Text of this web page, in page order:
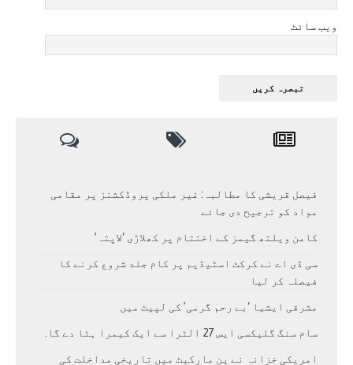
ویب سائٹ
فیصل قریشی کا مطالبہ: غیر ملکی پروڈکشنز پر مقامی
مواد کو ترجیح دی جائے
کامن ویلتھ گیمز کے اختتام پر کھلاڑی ‘لاپتہ’
سی ڈی اے نے کرکٹ اسٹیڈیم پر کام جلد شروع کرنے کا
فیصلہ کر لیا
مشرقی ایشیا ‘بے رحم گرمی’ کی لپیٹ میں
سام سنگ گلیکسی ایس 27 الٹرا سے ایک کیمرا ہٹا دے گا.
امریکی خزانہ نے ین مارکیٹ میں تاریخی مداخلت کی